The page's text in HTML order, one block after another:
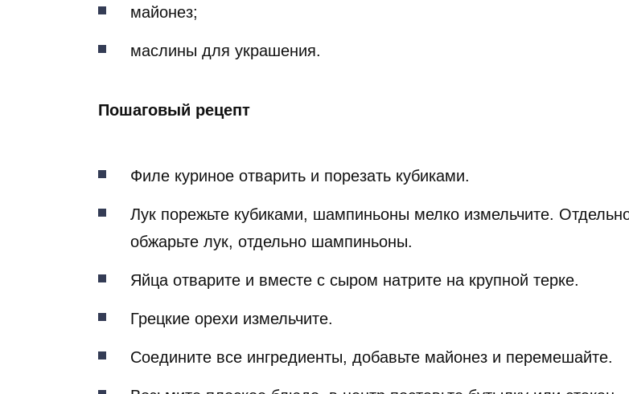
майонез;
маслины для украшения.
Пошаговый рецепт
Филе куриное отварить и порезать кубиками.
Лук порежьте кубиками, шампиньоны мелко измельчите.
обжарьте лук, отдельно шампиньоны.
Яйца отварите и вместе с сыром натрите на крупной терке.
Грецкие орехи измельчите.
Соедините все ингредиенты, добавьте майонез и перемешайте.